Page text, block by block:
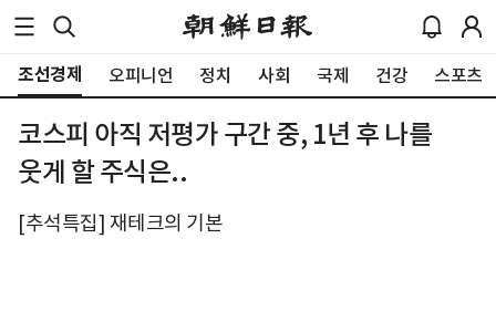
조선경제 오피니언 정치 사회 국제 건강 스포츠
코스피 아직 저평가 구간 중, 1년 후 나를
웃게 할 주식은..
[추석특집] 재테크의 기본